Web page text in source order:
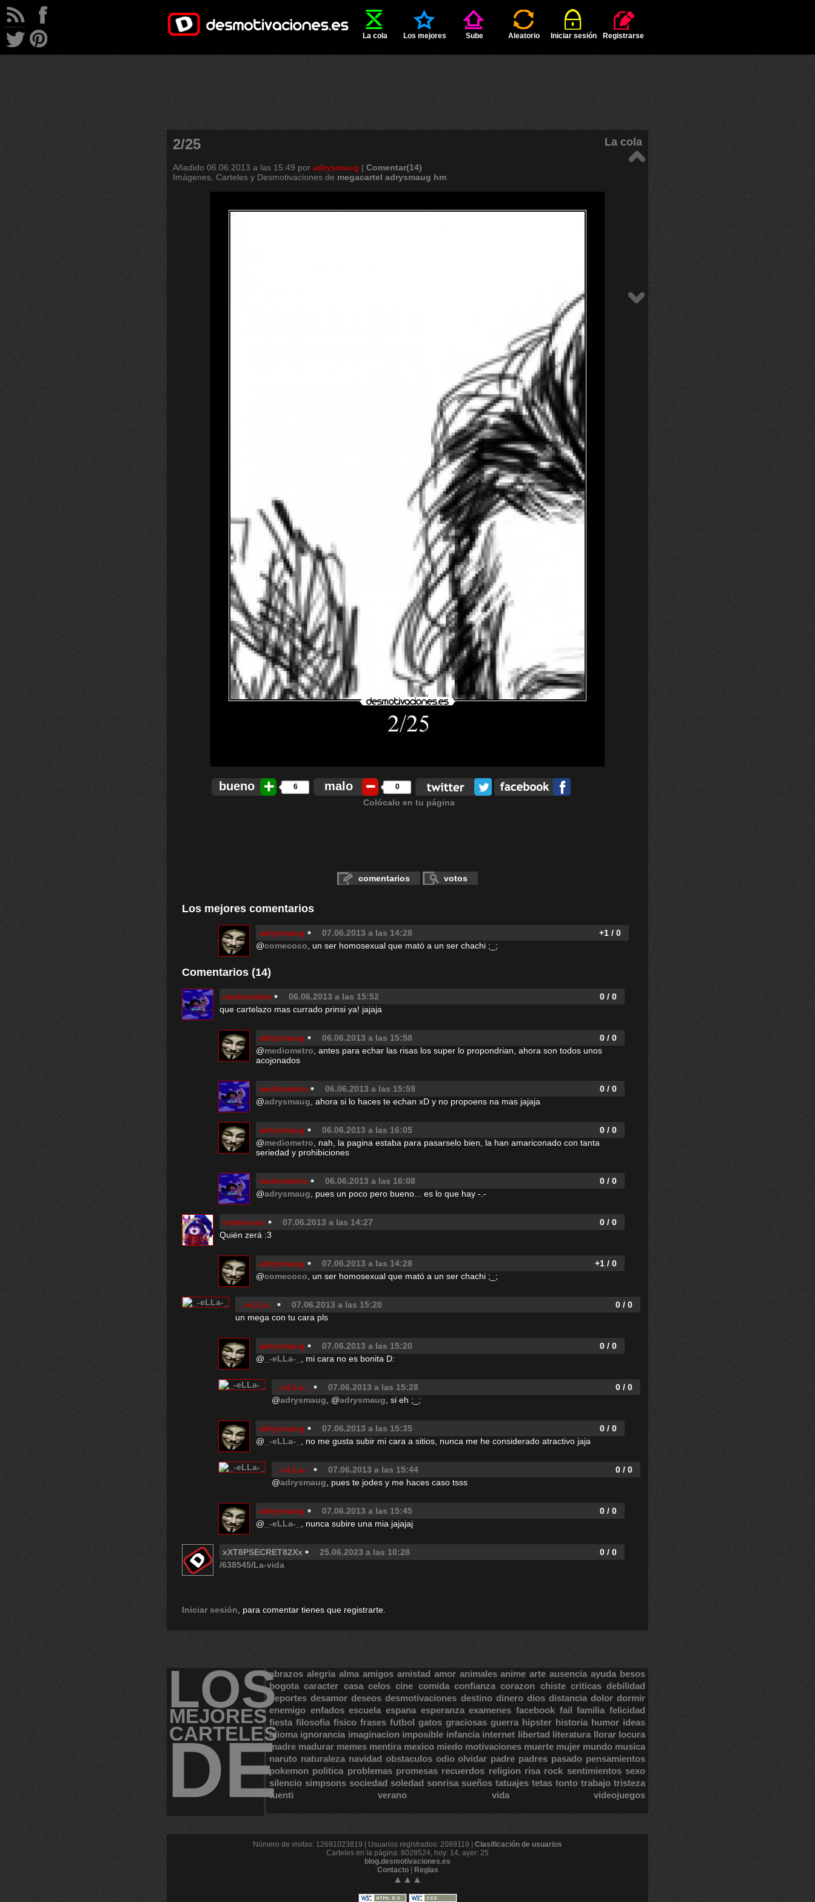
La cola Los mejores Sube Aleatorio Iniciar sesión Registrarse
2/25 La cola
Añadido 06.06.2013 a las 15:49 por adrysmaug | Comentar(14)
Imágenes, Carteles y Desmotivaciones de megacartel adrysmaug hm
bueno 6 malo 0
Colócalo en tu página
comentarios votos
Los mejores comentarios
adrysmaug 07.06.2013 a las 14:28
+1 / 0
@comecoco , un ser homosexual que mató a un ser chachi ;_;
Comentarios (14)
mediometro 06.06.2013 a las 15:52
0 / 0
que cartelazo mas currado prinsi ya! jajaja
adrysmaug 06.06.2013 a las 15:58
0 / 0
@mediometro , antes para echar las risas los super lo propondrian, ahora son todos unos
acojonados
mediometro 06.06.2013 a las 15:59
0 / 0
@adrysmaug , ahora si lo haces te echan xD y no propoens na mas jajaja
adrysmaug 06.06.2013 a las 16:05
0 / 0
@mediometro , nah, la pagina estaba para pasarselo bien, la han amariconado con tanta
seriedad y prohibiciones
mediometro 06.06.2013 a las 16:08
0 / 0
@adrysmaug , pues un poco pero bueno... es lo que hay -.-
comecoco 07.06.2013 a las 14:27
0 / 0
Quién zerá :3
adrysmaug 07.06.2013 a las 14:28
+1 / 0
@comecoco , un ser homosexual que mató a un ser chachi ;_;
_-eLLa-_ 07.06.2013 a las 15:20
0 / 0
un mega con tu cara pls
adrysmaug 07.06.2013 a las 15:20
0 / 0
@ _-eLLa-_ , mi cara no es bonita D:
_-eLLa-_ 07.06.2013 a las 15:28
0 / 0
@adrysmaug , @adrysmaug , si eh ;_;
adrysmaug 07.06.2013 a las 15:35
0 / 0
@ _-eLLa-_ , no me gusta subir mi cara a sitios, nunca me he considerado atractivo jaja
_-eLLa-_ 07.06.2013 a las 15:44
0 / 0
@adrysmaug , pues te jodes y me haces caso tsss
adrysmaug 07.06.2013 a las 15:45
0 / 0
@ _-eLLa-_ , nunca subire una mia jajajaj
xXT8PSECRET82Xx 25.06.2023 a las 10:28
0 / 0
/638545/La-vida
Iniciar sesión , para comentar tienes que registrarte.
LOS
MEJORES
CARTELES
DE
abrazos alegria alma amigos amistad amor animales anime arte ausencia ayuda besos
bogota caracter casa celos cine comida confianza corazon chiste criticas debilidad
deportes desamor deseos desmotivaciones destino dinero dios distancia dolor dormir
enemigo enfados escuela espana esperanza examenes facebook fail familia felicidad
fiesta filosofia fisico frases futbol gatos graciosas guerra hipster historia humor ideas
idioma ignorancia imaginacion imposible infancia internet libertad literatura llorar locura
madre madurar memes mentira mexico miedo motivaciones muerte mujer mundo musica
naruto naturaleza navidad obstaculos odio olvidar padre padres pasado pensamientos
pokemon politica problemas promesas recuerdos religion risa rock sentimientos sexo
silencio simpsons sociedad soledad sonrisa sueños tatuajes tetas tonto trabajo tristeza
tuenti
verano vida videojuegos
Número de visitas: 12691023819 | Usuarios registrados: 2089119 | Clasificación de usuarios
Carteles en la página: 8028524, hoy: 14, ayer: 25
blog.desmotivaciones.es
Contacto| Reglas
▲▲▲